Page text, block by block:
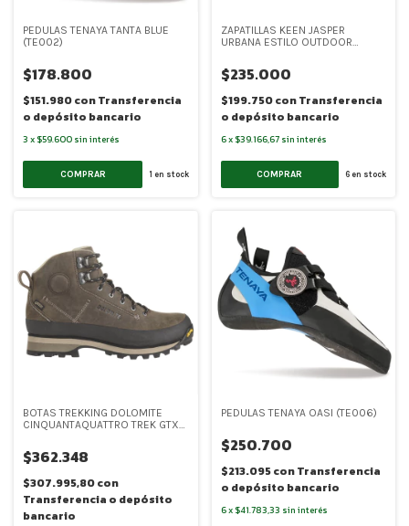
PEDULAS TENAYA TANTA BLUE
(TE002)
$178.800
$151.980conTransferencia
o depósito bancario
3 x $59.600 sin interés
COMPRAR 1 en stock
ZAPATILLAS KEEN JASPER
URBANA ESTILO OUTDOOR
$235.000
$199.750conTransferencia
o depósito bancario
6x $39.166,67 sin interés
COMPRAR 6 en stock
BOTAS TREKKING DOLOMITE
CINQUANTAQUATTRO TREK GTX
$362.348
$307.995,80con
Transferencia o depósito
bancario
PEDULAS TENAYA OASI (TE006)
$250.700
$213.095conTransferencia
o depósito bancario
6x $41.783,33 sin interés